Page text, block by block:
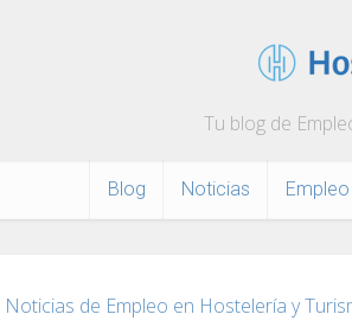
Tu blog de
Blog Noticias Empleo
Noticias de Empleo en Hostelería y